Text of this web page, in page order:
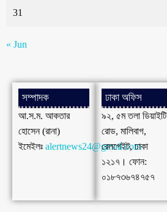
31
« Jun
সম্পাদক
আ.স.ম. আকতার
হোসেন (রানা)
ইমেইলঃ alertnews24@gmail.com
ঢাকা অফিস
৯২, ৫ম তলা ডিয়াইটি
রোড, মালিবাগ,
রেলগেইট, ঢাকা
১২১৭। ফোন:
০১৮৭৩৬৭৪৭৫৭